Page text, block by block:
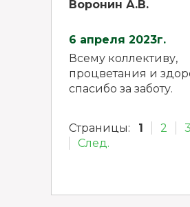
Воронин А.В.
6 апреля 2023г.
Всему коллективу,
процветания и
спасибо за заботу.
Страницы: 1 2 3
След.